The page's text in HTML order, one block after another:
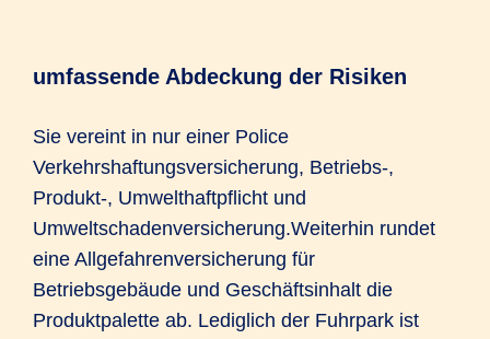
umfassende Abdeckung der Risiken
Sie vereint in nur einer Police
Verkehrshaftungsversicherung, Betriebs-,
Produkt-, Umwelthaftpflicht und
Umweltschadenversicherung.Weiterhin rundet
eine Allgefahrenversicherung für
Betriebsgebäude und Geschäftsinhalt die
Produktpalette ab. Lediglich der Fuhrpark ist